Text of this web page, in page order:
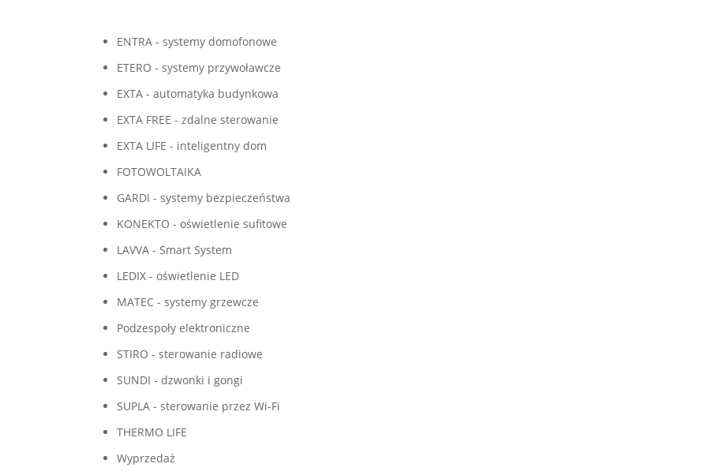
ENTRA - systemy domofonowe
ETERO - systemy przywoławcze
EXTA - automatyka budynkowa
EXTA FREE - zdalne sterowanie
EXTA LIFE - inteligentny dom
FOTOWOLTAIKA
GARDI - systemy bezpieczeństwa
KONEKTO - oświetlenie sufitowe
LAVVA - Smart System
LEDIX - oświetlenie LED
MATEC - systemy grzewcze
Podzespoły elektroniczne
STIRO - sterowanie radiowe
SUNDI - dzwonki i gongi
SUPLA - sterowanie przez Wi-Fi
THERMO LIFE
Wyprzedaż